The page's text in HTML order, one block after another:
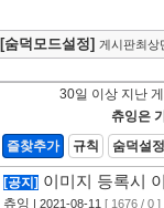
[숨덕모드설정] 게시판최상
30일 이상 지난 게
츄잉은
즐찾추가
규칙 숨덕설정
[공지] 이미지 등록시
츄잉 | 2021-08-11 [ 1676 / 0 ]